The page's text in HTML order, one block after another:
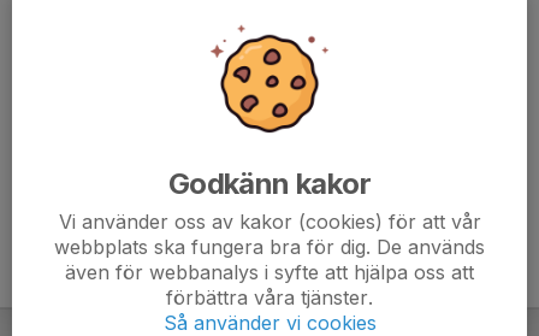
Godkänn kakor
Vi använder oss av kakor (cookies) för att vår
webbplats ska fungera bra för dig. De används
även för webbanalys i syfte att hjälpa oss att
förbättra våra tjänster.
Så använder vi cookies